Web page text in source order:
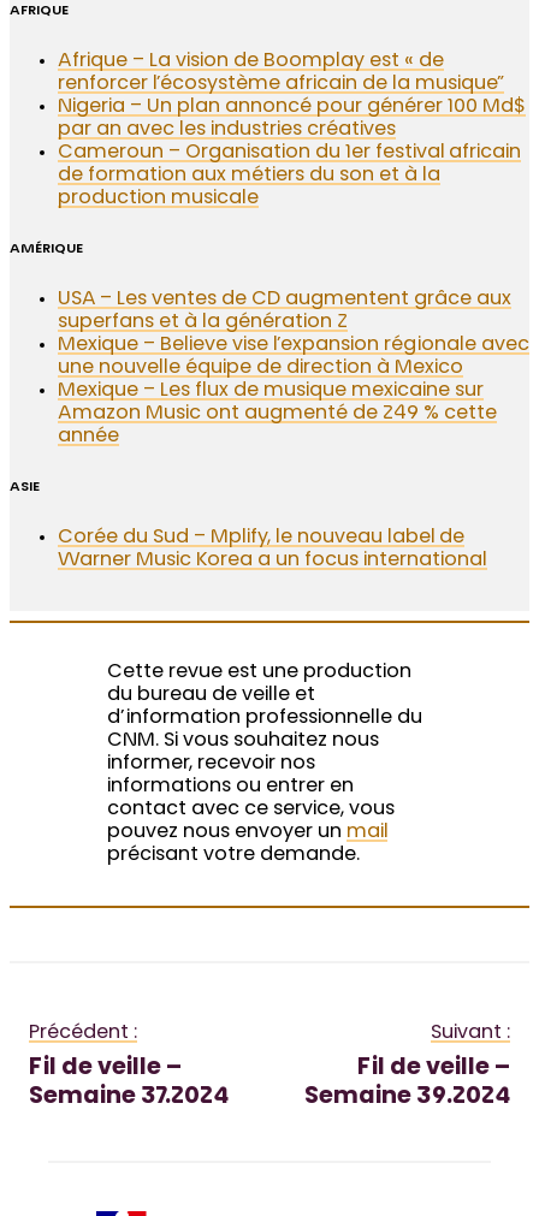
AFRIQUE
Afrique – La vision de Boomplay est « de
renforcer l’écosystème africain de la musique”
Nigeria – Un plan annoncé pour générer 100 Md$
par an avec les industries créatives
Cameroun – Organisation du 1er festival africain
de formation aux métiers du son et à la
production musicale
AMÉRIQUE
USA – Les ventes de CD augmentent grâce aux
superfans et à la génération Z
Mexique – Believe vise l’expansion régionale avec
une nouvelle équipe de direction à Mexico
Mexique – Les flux de musique mexicaine sur
Amazon Music ont augmenté de 249 % cette
année
ASIE
Corée du Sud – Mplify, le nouveau label de
Warner Music Korea a un focus international
Cette revue est une production
du bureau de veille et
d’information professionnelle du
CNM. Si vous souhaitez nous
informer, recevoir nos
informations ou entrer en
contact avec ce service, vous
pouvez nous envoyer un mail
précisant votre demande.
Précédent :
Fil de veille –
Semaine 37.2024
Suivant :
Fil de veille –
Semaine 39.2024